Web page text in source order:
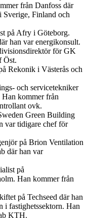
från Danfoss där
Sverige, Finland och
på Afry i Göteborg.
han var energikonsult.
för GK
Öst.
Rekonik i Västerås och
och servicetekniker
kommer från
ovk.
Green Building
var tidigare chef för
på Brion Ventilation
där han var
på
Han kommer från
på Techseed där han
i fastighetssektorn. Han
KTH.